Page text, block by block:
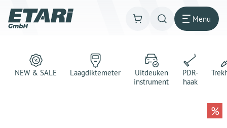
Menu
NEW & SALE Laagdiktemeter
Uitdeuken
instrument
PDR-
haak
%